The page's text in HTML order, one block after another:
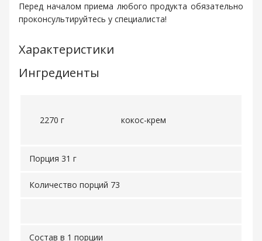
Перед началом приема любого продукта обязательно
проконсультируйтесь у специалиста!
Характеристики
Ингредиенты
2270 г кокос-крем
Порция 31 г
Количество порций 73
Состав в 1 порции